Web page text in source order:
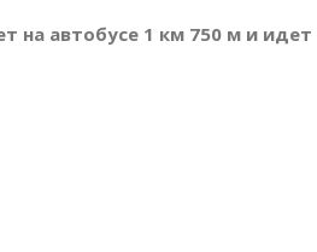
на автобусе 1 км 750 м и